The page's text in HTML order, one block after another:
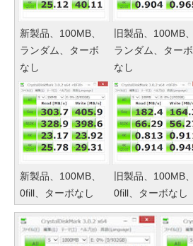
新製品、100MB、
ランダム、ターボ
なし
旧製品、100MB、
ランダム、ターボ
なし
新製品、100MB、
0fill、ターボなし
旧製品、100MB、
0fill、ターボなし